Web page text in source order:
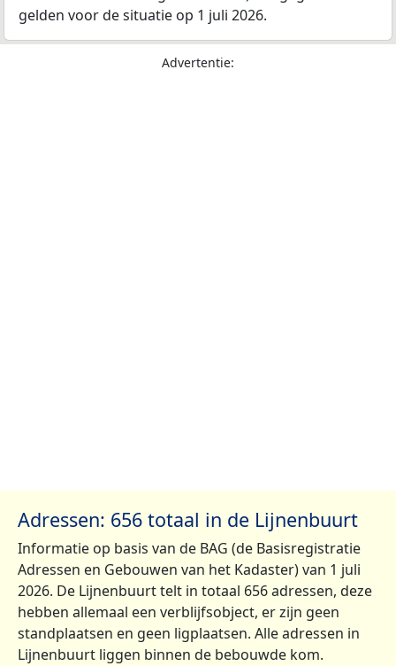
gelden voor de situatie op 1 juli 2026.
Advertentie:
Adressen: 656 totaal in de Lijnenbuurt
Informatie op basis van de BAG (de Basisregistratie
Adressen en Gebouwen van het Kadaster) van 1 juli
2026. De Lijnenbuurt telt in totaal 656 adressen, deze
hebben allemaal een verblijfsobject, er zijn geen
standplaatsen en geen ligplaatsen. Alle adressen in
Lijnenbuurt liggen binnen de bebouwde kom.